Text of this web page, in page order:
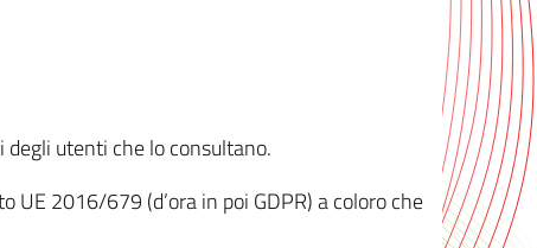
utenti che lo consultano.
UE 2016/679 (d’ora in poi GDPR) a coloro che